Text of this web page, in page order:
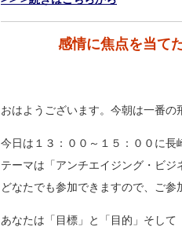
感情に焦点を当て
おはようございます。今朝は一番の
今日は１３：００～１５：００に長
テーマは「アンチエイジング・ビジ
どなたでも参加できますので、ご参
あなたは「目標」と「目的」そし